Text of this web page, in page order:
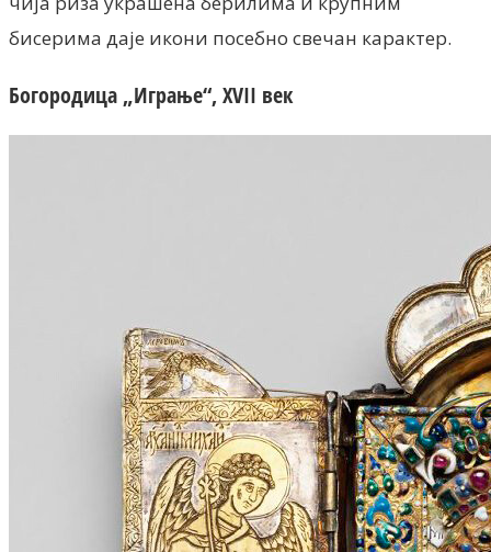
бисерима даје икони посебно свечан карактер.
Богородица „Играње“, XVII век